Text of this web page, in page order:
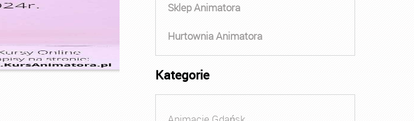
Sklep Animatora
Hurtownia Animatora
Kategorie